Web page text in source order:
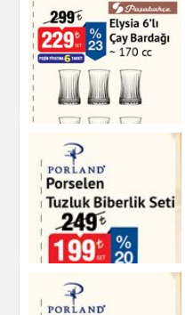
Altın Rimli Porselen
Çay Fincan Seti
Mutfak Ürünleri
Elysia 6'lı Çay
Bardağı - 170 cc
Mutfak Ürünleri